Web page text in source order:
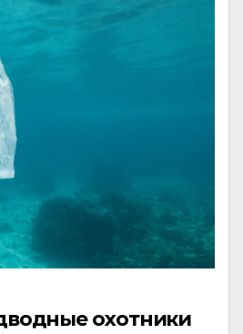
охотники